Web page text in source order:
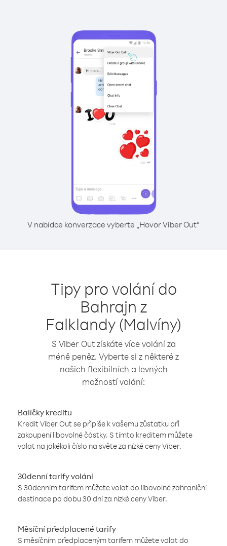
V nabídce konverzace vyberte „Hovor Viber Out“
Tipy pro volání do
Bahrajn z
Falklandy (Malvíny)
S Viber Out získáte více volání za
méně peněz. Vyberte si z některé z
našich flexibilních a levných
možností volání:
Balíčky kreditu
Kredit Viber Out se připíše k vašemu zůstatku při
zakoupení libovolné částky. S tímto kreditem můžete
volat na jakékoli číslo na světe za nízké ceny Viber.
30denní tarify volání
S 30denním tarifem můžete volat do libovolné zahraniční
destinace po dobu 30 dní za nízké ceny Viber.
Měsíční předplacené tarify
S měsíčním předplaceným tarifem můžete volat do